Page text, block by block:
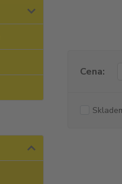
Cena: